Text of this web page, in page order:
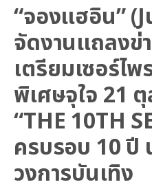
“จองแฮอิน”
จัดงานแถลง
เตรียมเซอร์ไ
พิเศษจุใจ 21
“THE 10TH
ครบรอบ 10 ปี
วงการบันเทิง